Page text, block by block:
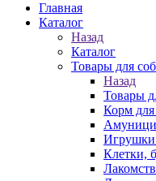
Главная
Каталог
Назад
Каталог
Товары для
Назад
Товары
Корм для
Игрушки
Клетки,